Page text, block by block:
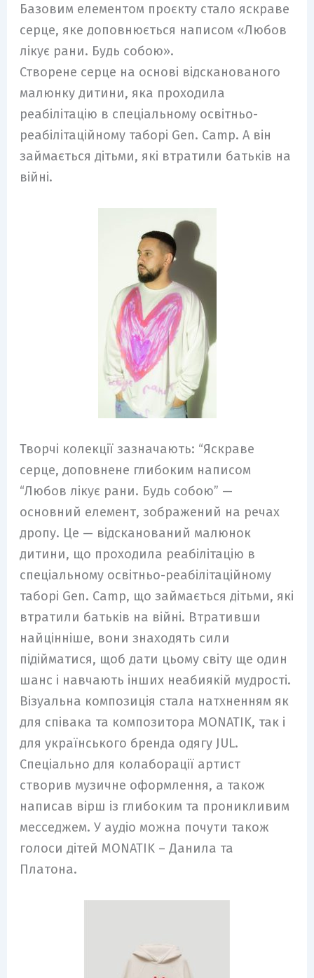
Базовим елементом проєкту стало яскраве
серце, яке доповнюється написом «Любов
лікує рани. Будь собою».
Створене серце на основі відсканованого
малюнку дитини, яка проходила
реабілітацію в спеціальному освітньо-
реабілітаційному таборі Gen. Camp. А він
займається дітьми, які втратили батьків на
війні.
Творчі колекції зазначають: “Яскраве
серце, доповнене глибоким написом
“Любов лікує рани. Будь собою” —
основний елемент, зображений на речах
дропу. Це — відсканований малюнок
дитини, що проходила реабілітацію в
спеціальному освітньо-реабілітаційному
таборі Gen. Camp, що займається дітьми, які
втратили батьків на війні. Втративши
найцінніше, вони знаходять сили
підійматися, щоб дати цьому світу ще один
шанс і навчають інших неабиякій мудрості.
Візуальна композиція стала натхненням як
для співака та композитора MONATIK, так і
для українського бренда одягу JUL.
Спеціально для колаборації артист
створив музичне оформлення, а також
написав вірш із глибоким та проникливим
месседжем. У аудіо можна почути також
голоси дітей MONATIK – Данила та
Платона.